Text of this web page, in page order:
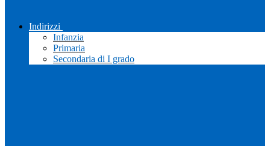
Indirizzi
Infanzia
Primaria
Secondaria di I grado